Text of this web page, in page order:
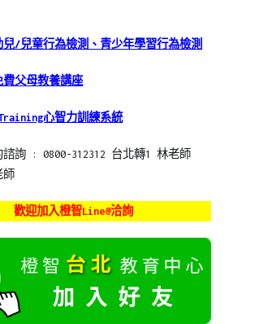
兒/兒童行為檢測、青少年學習行為檢測
費父母教養講座
心智力訓練系統
諮詢 : 0800-312312 台北轉1 林老師
師
歡迎加入橙智Line@洽詢